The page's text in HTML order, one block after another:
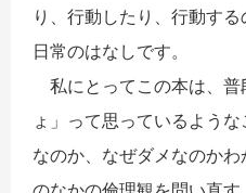
り、行動したり、行動す
日常のはなしです。
私にとってこの本は、普
ょ」って思っているよう
なのか、なぜダメなのか